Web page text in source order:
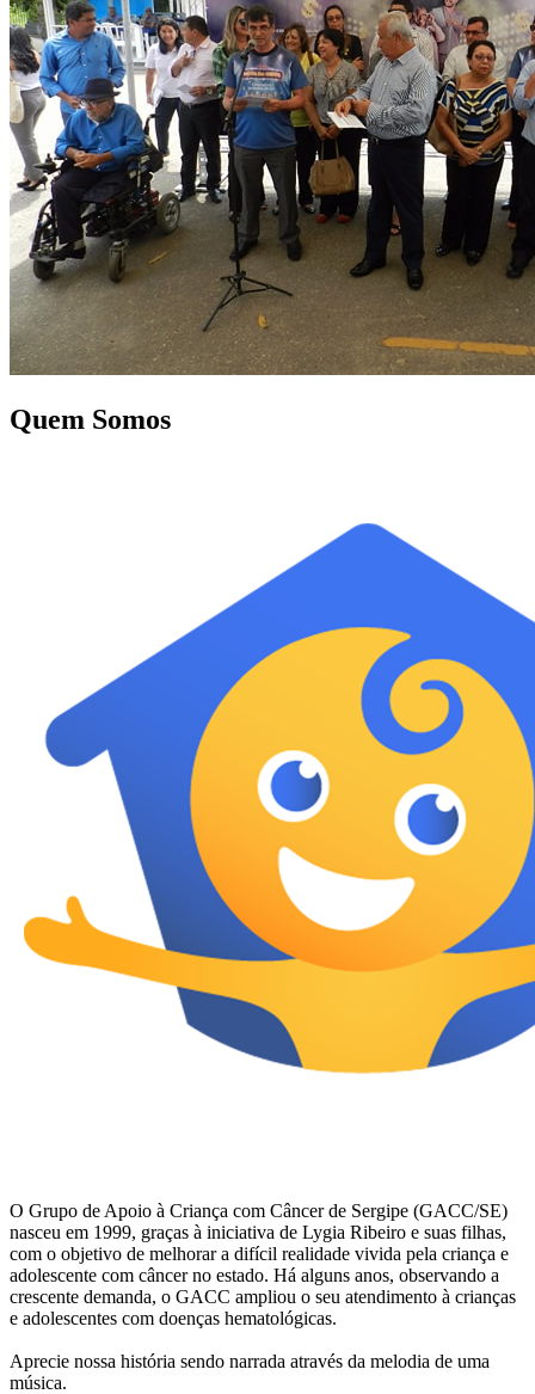
Quem Somos
O Grupo de Apoio à Criança com Câncer de Sergipe (GACC/SE)
nasceu em 1999, graças à iniciativa de Lygia Ribeiro e suas filhas,
com o objetivo de melhorar a difícil realidade vivida pela criança e
adolescente com câncer no estado. Há alguns anos, observando a
crescente demanda, o GACC ampliou o seu atendimento à crianças
e adolescentes com doenças hematológicas.
Aprecie nossa história sendo narrada através da melodia de uma
música.